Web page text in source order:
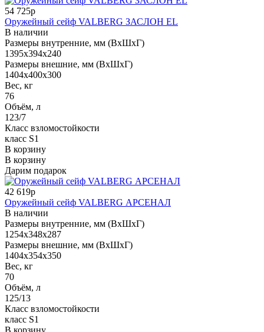
54 725р
Оружейный сейф VALBERG ЗАСЛОН EL
В наличии
Размеры внутренние, мм (ВхШхГ)
1395x394x240
Размеры внешние, мм (ВхШхГ)
1404x400x300
Вес, кг
76
Объём, л
123/7
Класс взломостойкости
класс S1
В корзину
В корзину
Дарим подарок
42 619р
Оружейный сейф VALBERG АРСЕНАЛ
В наличии
Размеры внутренние, мм (ВхШхГ)
1254x348x287
Размеры внешние, мм (ВхШхГ)
1404x354x350
Вес, кг
70
Объём, л
125/13
Класс взломостойкости
класс S1
В корзину